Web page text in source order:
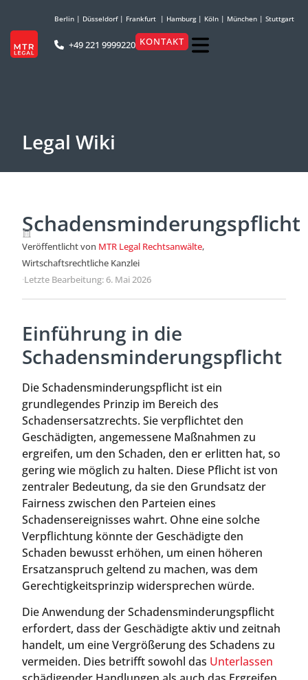
Berlin | Düsseldorf| Frankfurt | Hamburg| Köln | München | Stuttgart
+49 221 9999220 KONTAKT
Legal Wiki
Schadensminderungspflicht
Veröffentlicht von MTR Legal Rechtsanwälte,
Wirtschaftsrechtliche Kanzlei
·Letzte Bearbeitung: 6. Mai 2026
Einführung in die
Schadensminderungspflicht
Die Schadensminderungspflicht ist ein
grundlegendes Prinzip im Bereich des
Schadensersatzrechts. Sie verpflichtet den
Geschädigten, angemessene Maßnahmen zu
ergreifen, um den Schaden, den er erlitten hat, so
gering wie möglich zu halten. Diese Pflicht ist von
zentraler Bedeutung, da sie den Grundsatz der
Fairness zwischen den Parteien eines
Schadensereignisses wahrt. Ohne eine solche
Verpflichtung könnte der Geschädigte den
Schaden bewusst erhöhen, um einen höheren
Ersatzanspruch geltend zu machen, was dem
Gerechtigkeitsprinzip widersprechen würde.
Die Anwendung der Schadensminderungspflicht
erfordert, dass der Geschädigte aktiv und zeitnah
handelt, um eine Vergrößerung des Schadens zu
vermeiden. Dies betrifft sowohl das Unterlassen